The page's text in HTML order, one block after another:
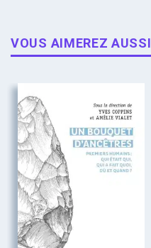
VOUS AIMEREZ AUSSI